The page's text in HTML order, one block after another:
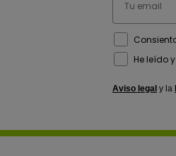
How would
He leído
Aviso legal y la